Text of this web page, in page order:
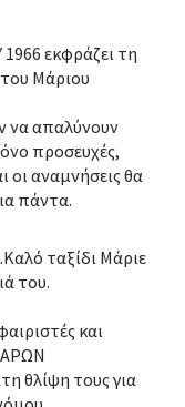
εκφράζει τη
Μάριου
να απαλύνουν
προσευχές,
οι αναμνήσεις θα
πάντα.
ταξίδι Μάριε
του.
και
θλίψη τους για